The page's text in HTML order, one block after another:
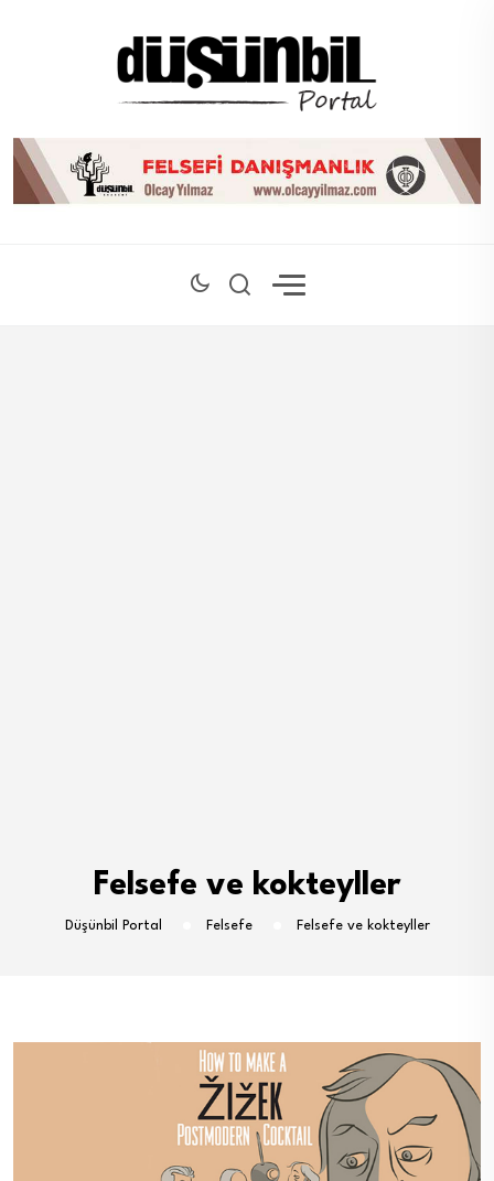
Felsefe ve kokteyller
Düşünbil Portal Felsefe Felsefe ve kokteyller